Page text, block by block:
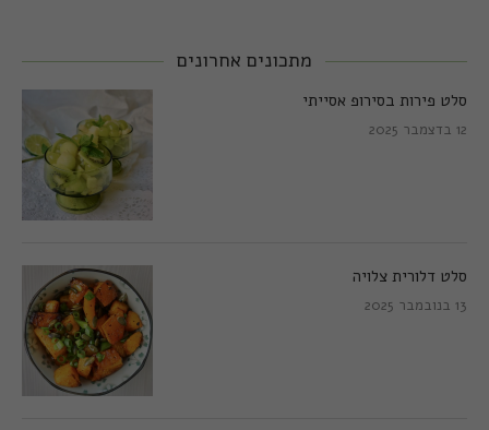
מתכונים אחרונים
סלט פירות בסירופ אסייתי
12 בדצמבר 2025
סלט דלורית צלויה
13 בנובמבר 2025